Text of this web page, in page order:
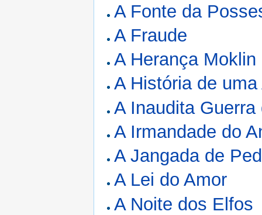
A Fonte da
A Fraude
A Herança Moklin
A História de uma
A Inaudita
A Irmandade do
A Jangada de
A Lei do Amor
A Noite dos Elfos